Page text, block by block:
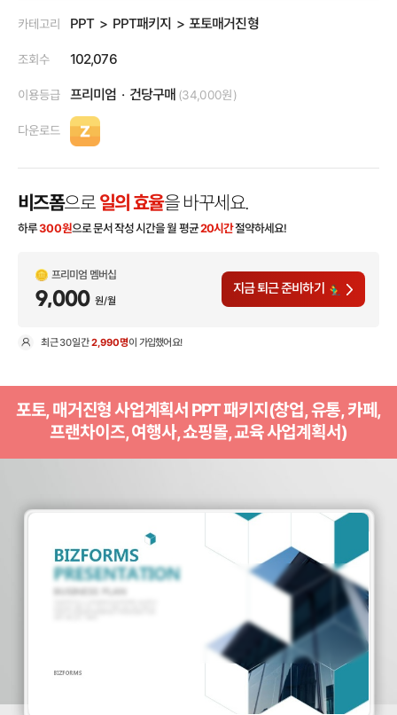
카테고리 PPT PPT패키지 포토매거진형
조회수 102,076
이용등급 프리미엄 건당구매 (34,000원)
다운로드
비즈폼으로 일의 효율을 바꾸세요.
하루300원으로 문서 작성 시간을 월 평균20시간절약하세요!
프리미엄 멤버십
9,000 원/월
지금 퇴근 준비하기
최근30일간2,990명이 가입했어요!
포토, 매거진형 사업계획서 PPT 패키지(창업, 유통, 카페,
프랜차이즈, 여행사, 쇼핑몰, 교육 사업계획서)